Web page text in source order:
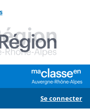
Se connecter